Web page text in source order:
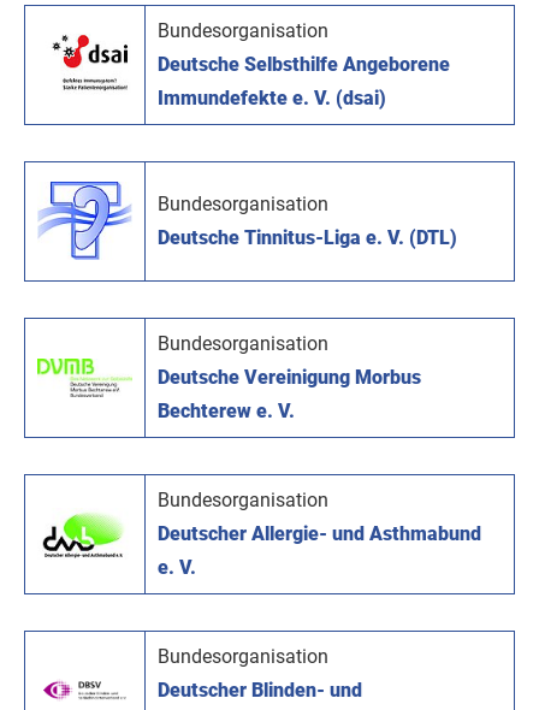
Bundesorganisation
Deutsche Selbsthilfe Angeborene
Immundefekte e. V. (dsai)
Bundesorganisation
Deutsche Tinnitus-Liga e. V. (DTL)
Bundesorganisation
Deutsche Vereinigung Morbus
Bechterew e. V.
Bundesorganisation
Deutscher Allergie- und Asthmabund
e. V.
Bundesorganisation
Deutscher Blinden- und